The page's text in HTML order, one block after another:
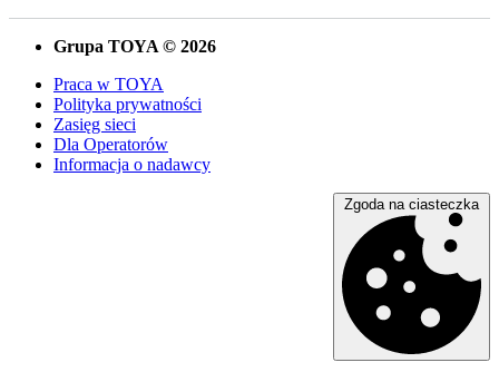
Grupa TOYA © 2026
Praca w TOYA
Polityka prywatności
Zasięg sieci
Dla Operatorów
Informacja o nadawcy
Zgoda na ciasteczka